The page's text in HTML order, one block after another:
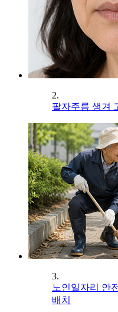
2.
팔자주름 생겨
3.
노인일자리 안
배치